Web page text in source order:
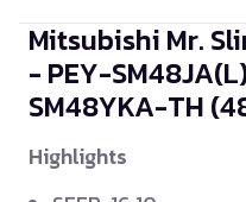
Mitsubishi Mr.
- PEY-
SM48YKA-TH
Highlights